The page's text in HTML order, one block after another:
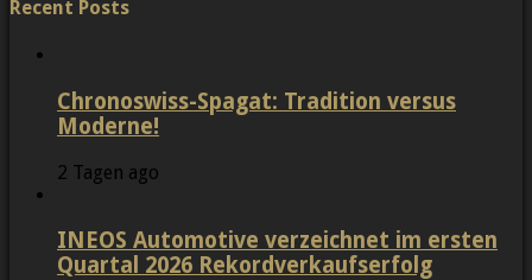
Recent Posts
Chronoswiss-Spagat: Tradition versus
Moderne!
2 Tagen ago
INEOS Automotive verzeichnet im ersten
Quartal 2026 Rekordverkaufserfolg